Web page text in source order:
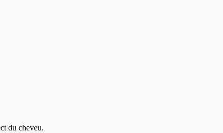
du cheveu.